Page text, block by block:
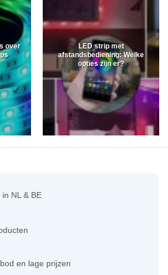
over
LED strip met
afstandsbediening: Welke
opties zijn er?
NL & BE
en lage prijzen